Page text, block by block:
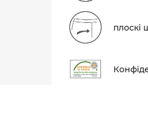
плоскі